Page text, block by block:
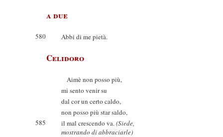
a due
580 Abbi di me pietà.
Celidoro
Aimè non posso più,
mi sento venir su
dal cor un certo caldo,
non posso più star saldo,
585
il mal crescendo va.(Siede,
mostrando di abbraciarle)